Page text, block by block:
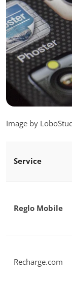
Image by
Service
Reglo Mobile
Recharge.com